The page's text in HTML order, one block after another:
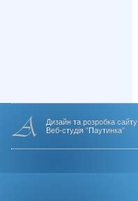
Дизайн та розробка сайту
Веб-студія "Паутинка"